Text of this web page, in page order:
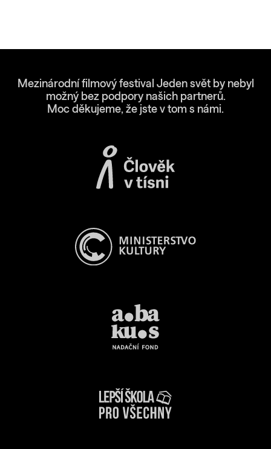
Mezinárodní filmový festival Jeden svět by nebyl
možný bez podpory našich partnerů.
Moc děkujeme, že jste v tom s námi.